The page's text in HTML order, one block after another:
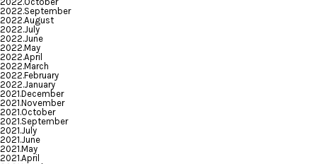
2022.September
2022.August
2022.July
2022.June
2022.May
2022.April
2022.March
2022.February
2022.January
2021.December
2021.November
2021.October
2021.September
2021.July
2021.June
2021.May
2021.April